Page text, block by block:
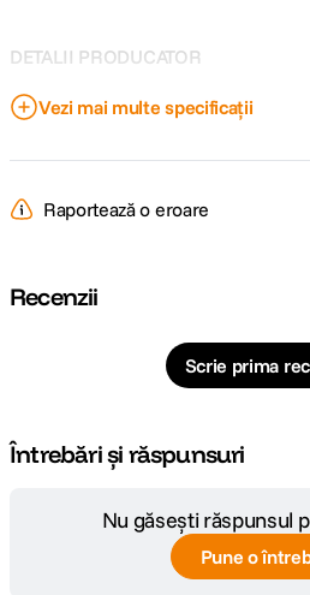
DETALII PRODUCATOR
Cod producator CEBG240T.CE7
Vezi mai multe specificații
Raportează o eroare
Recenzii
Scrie prima
Întrebări și răspunsuri
Nu găsești răspunsul
Pune o